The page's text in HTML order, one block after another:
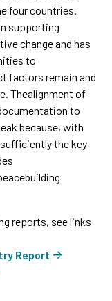
four countries.
supporting
change and has
to
factors remain and
Thealignment of
to
because, with
the key
reports, see links
Report